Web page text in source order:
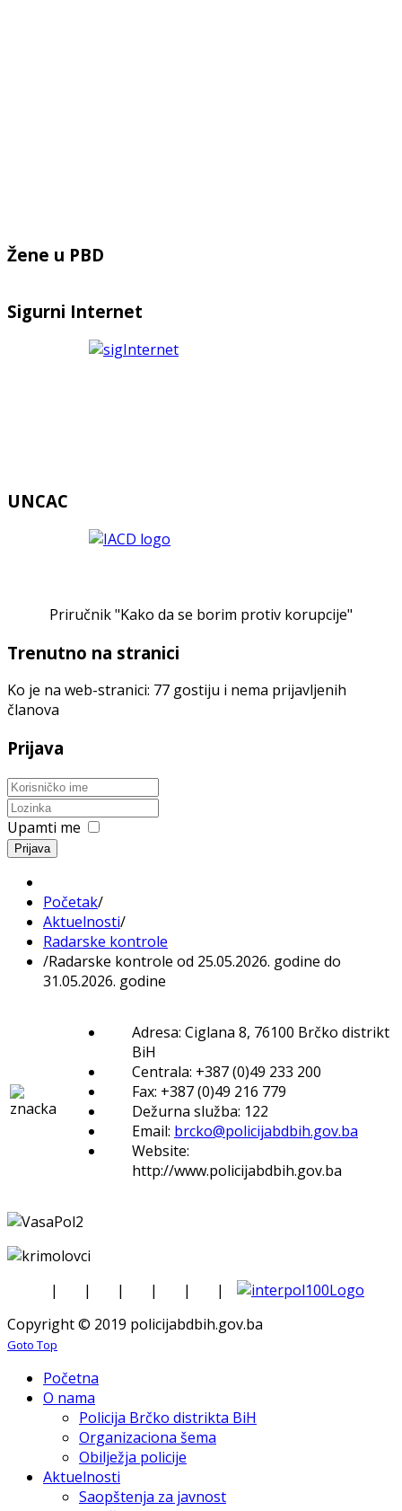
Žene u PBD
Sigurni Internet
UNCAC
Priručnik "Kako da se borim protiv korupcije"
Trenutno na stranici
Ko je na web-stranici: 77 gostiju i nema prijavljenih
članova
Prijava
Upamti me
Prijava
Početak/
Aktuelnosti/
Radarske kontrole
/Radarske kontrole od 25.05.2026. godine do
31.05.2026. godine
Adresa: Ciglana 8, 76100 Brčko distrikt
BiH
Centrala: +387 (0)49 233 200
Fax: +387 (0)49 216 779
Dežurna služba: 122
Email: brcko@policijabdbih.gov.ba
Website:
http://www.policijabdbih.gov.ba
| | | | |
|
Copyright © 2019 policijabdbih.gov.ba
Goto Top
Početna
O nama
Policija Brčko distrikta BiH
Organizaciona šema
Obilježja policije
Aktuelnosti
Saopštenja za javnost